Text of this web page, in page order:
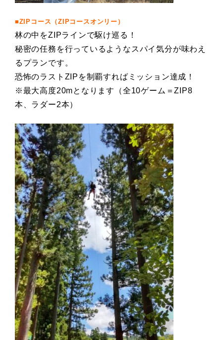
■ZIPコース（ZIPコースオンリー）
林の中をZIPラインで駆け巡る！
秘密の任務を行っているようなスパイ気分が味わえ
るプランです。
恐怖のラストZIPを制覇すればミッション達成！
※最大高度20mとなります（全10ゲーム＝ZIP8
本、ラダー2本）